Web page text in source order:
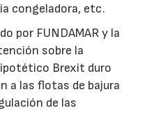
congeladora, etc.
por FUNDAMAR y la
sobre la
Brexit duro
a las flotas de bajura
de las